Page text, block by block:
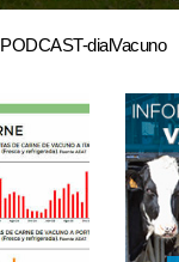
PODCAST-dialVacuno